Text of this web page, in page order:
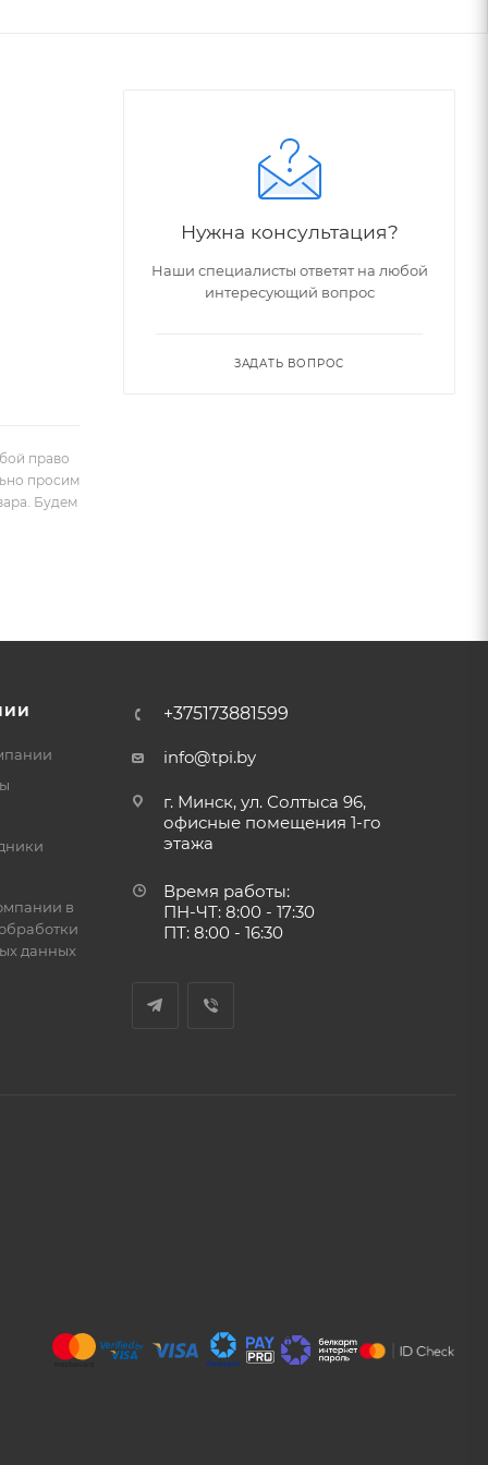
право
просим
Будем
Нужна консультация?
Наши специалисты ответят на любой
интересующий вопрос
ЗАДАТЬ ВОПРОС
в
данных
+375173881599
info@tpi.by
г. Минск, ул. Солтыса 96,
офисные помещения 1-го
этажа
Время работы:
ПН-ЧТ: 8:00 - 17:30
ПТ: 8:00 - 16:30